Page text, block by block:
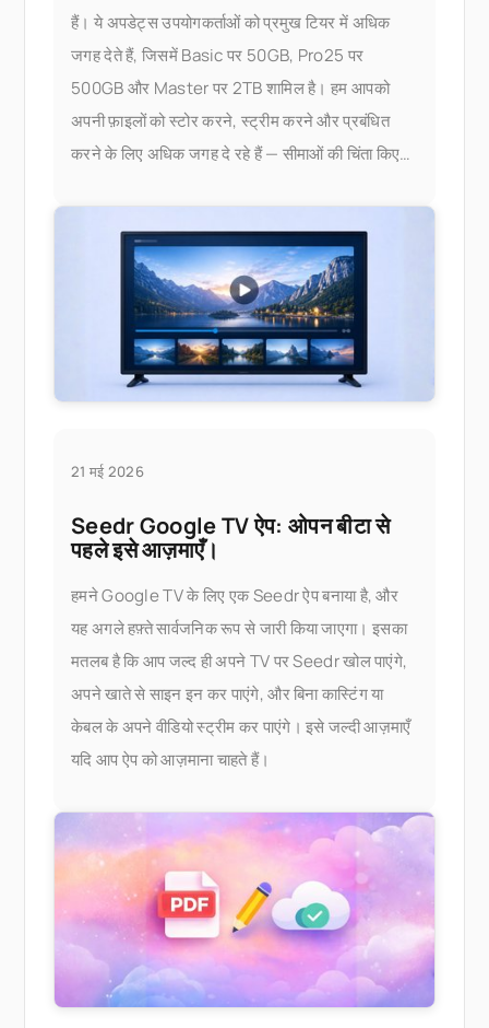
हैं। ये अपडेट्स उपयोगकर्ताओं को प्रमुख टियर में अधिक
जगह देते हैं, जिसमें Basic पर 50GB, Pro25 पर
500GB और Master पर 2TB शामिल है। हम आपको
अपनी फ़ाइलों को स्टोर करने, स्ट्रीम करने और प्रबंधित
करने के लिए अधिक जगह दे रहे हैं — सीमाओं की चिंता किए
21 मई 2026
Seedr Google TV ऐप: ओपन बीटा से
पहले इसे आज़माएँ।
हमने Google TV के लिए एक Seedr ऐप बनाया है, और
यह अगले हफ़्ते सार्वजनिक रूप से जारी किया जाएगा। इसका
मतलब है कि आप जल्द ही अपने TV पर Seedr खोल पाएंगे,
अपने खाते से साइन इन कर पाएंगे, और बिना कास्टिंग या
केबल के अपने वीडियो स्ट्रीम कर पाएंगे। इसे जल्दी आज़माएँ
यदि आप ऐप को आज़माना चाहते हैं।